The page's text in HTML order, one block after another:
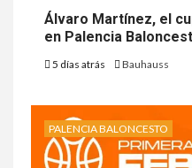
Álvaro Martínez, el
en Palencia
5 días atrás Bauhauss
PALENCIA BALONCESTO